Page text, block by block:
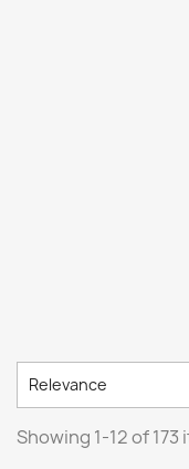
Relevance
Showing 1-12 of 173